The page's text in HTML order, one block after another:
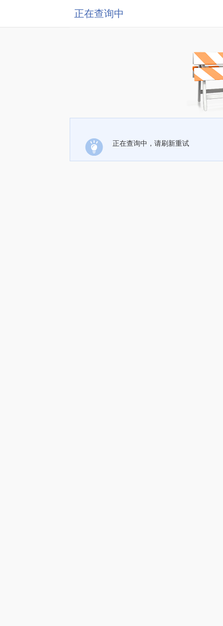
正在查询中
正在查询中，请刷新重试